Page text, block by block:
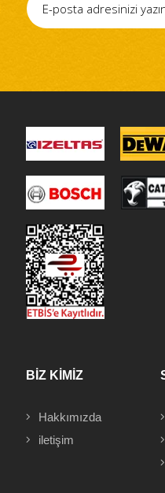
BİZ KİMİZ
Hakkımızda
iletişim